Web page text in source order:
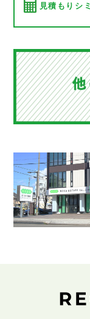
見積もりシ